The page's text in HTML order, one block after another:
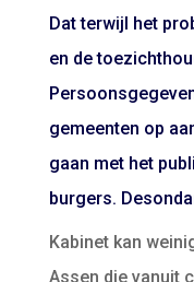
Dat terwijl het
en de
gemeenten op
gaan met het
burgers.
Kabinet kan
Assen die vanuit